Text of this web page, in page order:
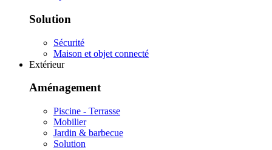
Solution
Sécurité
Maison et objet connecté
Extérieur
Aménagement
Piscine - Terrasse
Mobilier
Jardin & barbecue
Solution